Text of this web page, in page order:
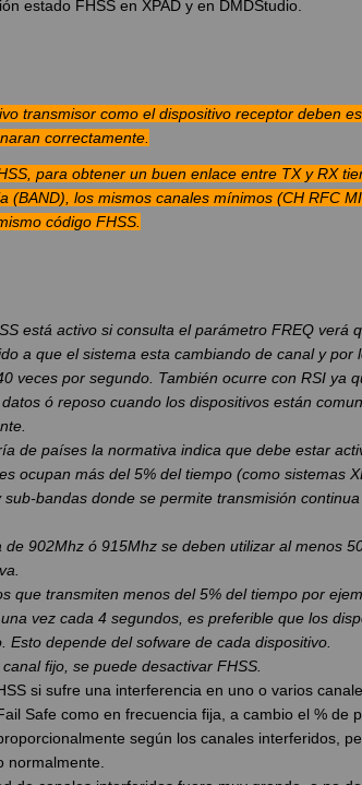
estado FHSS en XPAD y en DMDStudio.
transmisor como el dispositivo receptor deben
correctamente.
para obtener un buen enlace entre TX y RX
(BAND), los mismos canales mínimos (CH RFC
código FHSS.
está activo si consulta el parámetro FREQ verá
a que el sistema esta cambiando de canal y por
veces por segundo. También ocurre con RSI ya
ó reposo cuando los dispositivos están
de países la normativa indica que debe estar
ocupan más del 5% del tiempo (como sistemas
sub-bandas donde se permite transmisión
de 902Mhz ó 915Mhz se deben utilizar al menos
que transmiten menos del 5% del tiempo por
vez cada 4 segundos, es preferible que los
Esto depende del sofware de cada dispositivo.
fijo, se puede desactivar FHSS.
si sufre una interferencia en uno o varios
Safe como en frecuencia fija, a cambio el % de
según los canales interferidos,
normalmente.